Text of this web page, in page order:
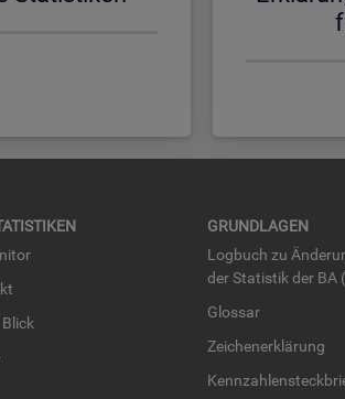
GRUND­LA­GEN
Log­buch zu
der Sta­tis­tik der BA
Glos­sar
Zei­chen­er­klä­rung